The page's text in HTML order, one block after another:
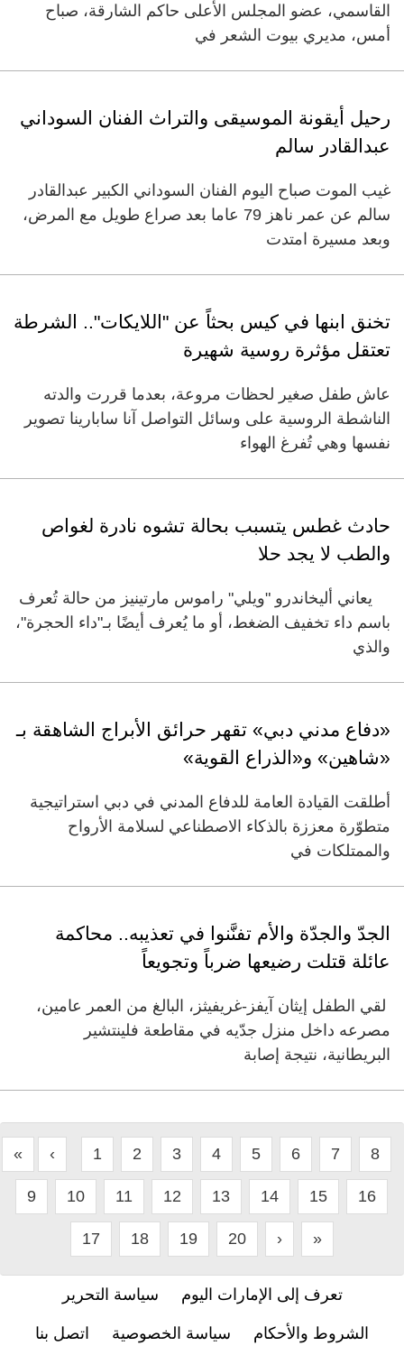
القاسمي، عضو المجلس الأعلى حاكم الشارقة، صباح
أمس، مديري بيوت الشعر في
رحيل أيقونة الموسيقى والتراث الفنان السوداني
عبدالقادر سالم
غيب الموت صباح اليوم الفنان السوداني الكبير عبدالقادر
سالم عن عمر ناهز 79 عاما بعد صراع طويل مع المرض،
وبعد مسيرة امتدت
تخنق ابنها في كيس بحثاً عن "اللايكات".. الشرطة
تعتقل مؤثرة روسية شهيرة
عاش طفل صغير لحظات مروعة، بعدما قررت والدته
الناشطة الروسية على وسائل التواصل آنا سابارينا تصوير
نفسها وهي تُفرغ الهواء
حادث غطس يتسبب بحالة تشوه نادرة لغواص
والطب لا يجد حلا
يعاني أليخاندرو "ويلي" راموس مارتينيز من حالة تُعرف
باسم داء تخفيف الضغط، أو ما يُعرف أيضًا بـ"داء الحجرة"،
والذي
«دفاع مدني دبي» تقهر حرائق الأبراج الشاهقة بـ
«شاهين» و«الذراع القوية»
أطلقت القيادة العامة للدفاع المدني في دبي استراتيجية
متطوّرة معززة بالذكاء الاصطناعي لسلامة الأرواح
والممتلكات في
الجدّ والجدّة والأم تفنَّنوا في تعذيبه.. محاكمة
عائلة قتلت رضيعها ضرباً وتجويعاً
لقي الطفل إيثان آيفز-غريفيثز، البالغ من العمر عامين،
مصرعه داخل منزل جدّيه في مقاطعة فلينتشير
البريطانية، نتيجة إصابة
« ‹ 1 2 3 4 5 6 7 8
9 10 11 12 13 14 15 16
17 18 19 20 › »
تعرف إلى الإمارات اليوم سياسة التحرير
الشروط والأحكام سياسة الخصوصية اتصل بنا